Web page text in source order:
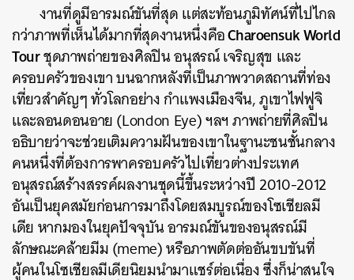
งานที่ดูมีอารมณ์ขันที่สุด แต่สะท้อนภูมิทัศน์ที่ไปไกล
กว่าภาพที่เห็นได้มากที่สุดงานหนึ่งคือCharoensuk World
Tourชุดภาพถ่ายของศิลปิน อนุสรณ์ เจริญสุข และ
ครอบครัวของเขา บนฉากหลังที่เป็นภาพวาดสถานที่ท่อง
เที่ยวสำคัญๆ ทั่วโลกอย่าง กำแพงเมืองจีน, ภูเขาไฟฟูจิ
และลอนดอนอาย (London Eye) ฯลฯ ภาพถ่ายที่ศิลปิน
อธิบายว่าจะช่วยเติมความฝันของเขาในฐานะชนชั้นกลาง
คนหนึ่งที่ต้องการพาครอบครัวไปเที่ยวต่างประเทศ
อนุสรณ์สร้างสรรค์ผลงานชุดนี้ขึ้นระหว่างปี 2010-2012
อันเป็นยุคสมัยก่อนการมาถึงโดยสมบูรณ์ของโซเชียลมี
เดีย หากมองในยุคปัจจุบัน อารมณ์ขันของอนุสรณ์มี
ลักษณะคล้ายมีม (meme) หรือภาพตัดต่ออันขบขันที่
ผู้คนในโซเชียลมีเดียนิยมนำมาแชร์ต่อเนื่อง ซึ่งก็น่าสนใจ